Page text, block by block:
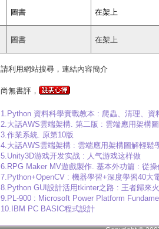
圖書 在架上
圖書 在架上
請利用網站搜尋，連結內容簡介
尚無書評，
1.Python 資料科學實戰教本 : 爬蟲、清理、資
2.大話AWS雲端架構. 第二版 : 雲端應用架構
3.作業系統. 原第10版
4.大話AWS雲端架構 : 雲端應用架構圖解輕鬆
5.Unity3D游戏开发实战 : 人气游戏这样做
6.RPG Maker MV遊戲製作. 基本外功篇 : 從
7.Python+OpenCV : 機器學習+深度學習40大
8.Python GUI設計活用tkinter之路 : 王者歸來
9.PL-900 : Microsoft Power Platform
10.IBM PC BASIC程式設計